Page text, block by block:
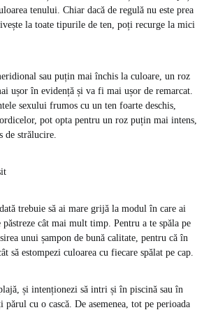
tenului. Chiar dacă de regulă nu este prea
la toate tipurile de ten, poți recurge la mici
sau puțin mai închis la culoare, un roz
ușor în evidență și va fi mai ușor de remarcat.
sexului frumos cu un ten foarte deschis,
pot opta pentru un roz puțin mai intens,
de strălucire.
trebuie să ai mare grijă la modul în care ai
păstreze cât mai mult timp. Pentru a te spăla pe
unui șampon de bună calitate, pentru că în
să estompezi culoarea cu fiecare spălat pe cap.
și intenționezi să intri și în piscină sau în
cu o cască. De asemenea, tot pe perioada